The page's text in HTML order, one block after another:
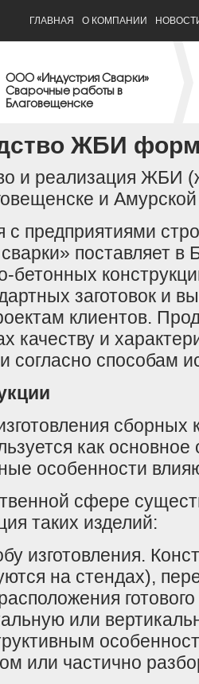
ГЛАВНАЯ О КОМПАНИИ
ООО «Индустрия Сварки»
Сварочные работы в
Благовещенске
ЖБИ
и реализация ЖБИ
и Амурской
с предприятиями
поставляет
бетонных
заготовок и
клиентов.
качеству и
согласно способам
сборных
как
особенности
сфере
таких изделий:
изготовления.
на стендах),
или
или частично